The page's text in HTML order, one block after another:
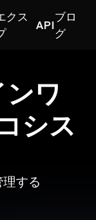
クス
API
ブロ
グ
ワ
シス
する